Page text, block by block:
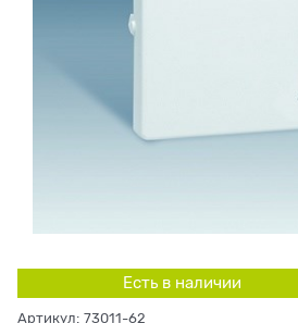
Есть в наличии
Артикул: 73011-62